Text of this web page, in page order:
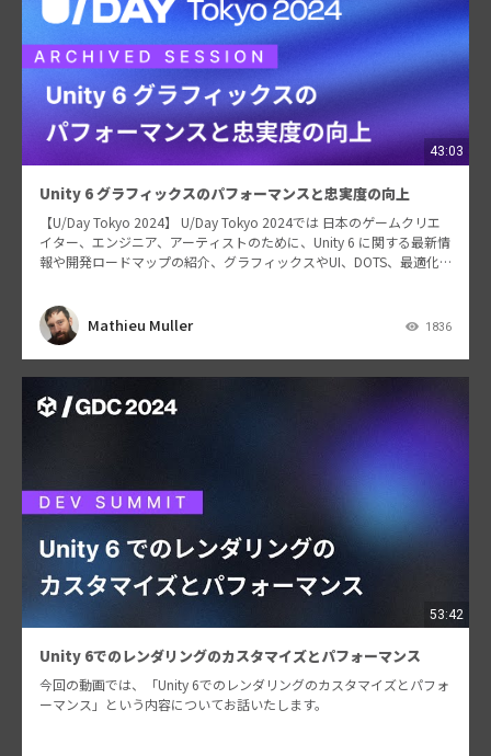
43:03
Unity 6 グラフィックスのパフォーマンスと忠実度の向上
【U/Day Tokyo 2024】 U/Day Tokyo 2024では 日本のゲームクリエ
イター、エンジニア、アーティストのために、Unity 6 に関する最新情
報や開発ロードマップの紹介、グラフィックスやUI、DOTS、最適化
Mathieu Muller 1836
53:42
Unity 6でのレンダリングのカスタマイズとパフォーマンス
今回の動画では、「Unity 6でのレンダリングのカスタマイズとパフォ
ーマンス」という内容についてお話いたします。